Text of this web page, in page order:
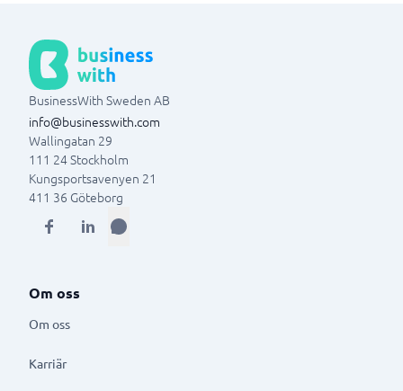
BusinessWith Sweden AB
info@businesswith.com
Wallingatan 29
111 24Stockholm
Kungsportsavenyen 21
411 36 Göteborg
Om oss
Om oss
Karriär